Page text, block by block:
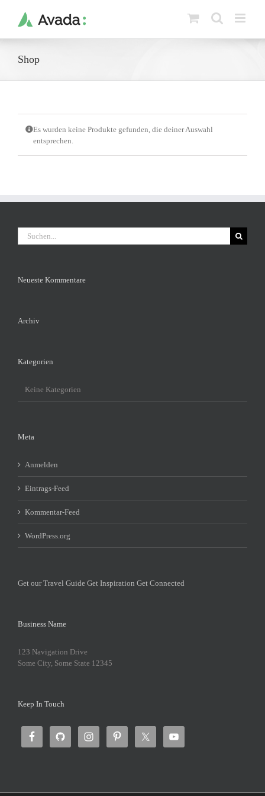
springen
Shop
Es wurden keine Produkte gefunden, die deiner Auswahl
entsprechen.
Suche
nach:
Neueste Kommentare
Archiv
Kategorien
Keine Kategorien
Meta
Anmelden
Eintrags-Feed
Kommentar-Feed
WordPress.org
Get our Travel Guide Get Inspiration Get Connected
Business Name
123 Navigation Drive
Some City, Some State 12345
Keep In Touch